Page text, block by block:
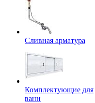
Сливная арматура
Комплектующие для
ванн